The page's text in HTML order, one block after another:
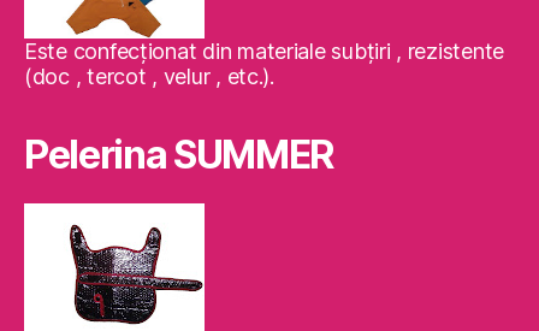
Este confecţionat din materiale subţiri , rezistente
(doc , tercot , velur , etc.).
Pelerina SUMMER